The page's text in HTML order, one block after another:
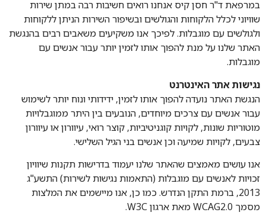
במרפאת ד"ר חסן קיס אנחנו רואים חשיבות רבה במתן שירות
שוויוני לכלל הלקוחות והגולשים ובשיפור השירות הניתן ללקוחות
ולגולשים עם מוגבלות. לפיכך אנו משקיעים משאבים רבים בהנגשת
האתר שלנו על מנת להפוך אותו לזמין יותר עבור אנשים עם
מוגבלות.
נגישות אתר האינטרנט
הנגשת האתר נועדה להפוך אותו לזמין, ידידותי ונוח יותר לשימוש
עבור אנשים עם צרכים מיוחדים, הנובעים בין היתר ממוגבלויות
מוטוריות שונות, לקויות קוגניטיביות, קוצר רואי, עיוורון או עיוורון
צבעים, לקויות שמיעה וכן אנשים בני הגיל השלישי.
אנו עושים מאמצים שהאתר שלנו יעמוד בדרישות תקנות שיוויון
זכויות לאנשים עם מוגבלות (התאמות נגישות לשירות) התשע"ג
2013, ברמת התקן הנדרש. כמו כן, אנו מיישמים את המלצות
מסמך WCAG2.0 מאת ארגון W3C.